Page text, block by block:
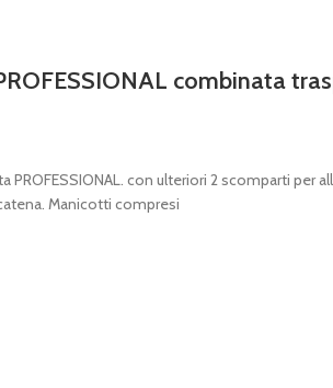
combinata
PROFESSIONAL. con ulteriori 2 scomparti
Manicotti compresi